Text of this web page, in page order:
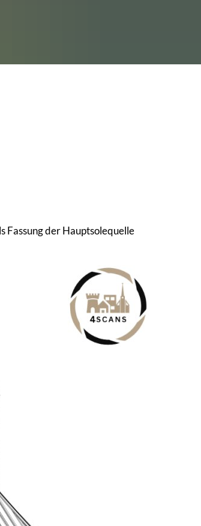
Fassung der Hauptsolequelle